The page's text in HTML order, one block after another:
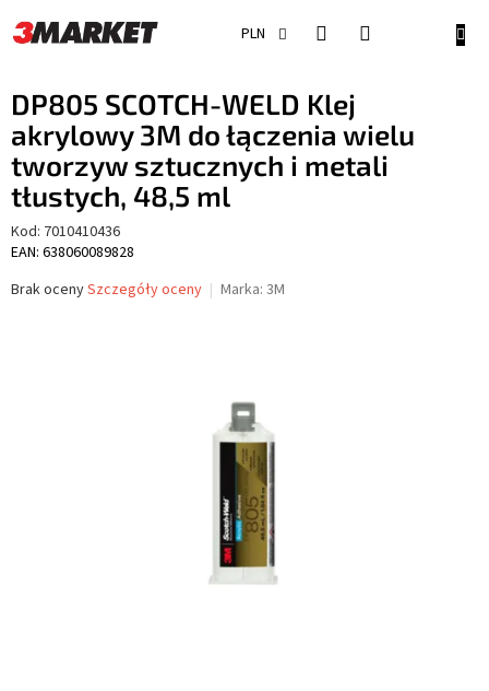
do
treści
PLN
DP805 SCOTCH-WELD Klej
akrylowy 3M do łączenia wielu
tworzyw sztucznych i metali
tłustych, 48,5 ml
Kod: 7010410436
EAN: 638060089828
Średnia
Brak ocenySzczegóły oceny Marka: 3M